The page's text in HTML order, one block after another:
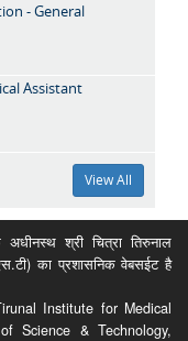
- General
Assistant
View All
अधीनस्थ श्री चित्रा तिरुनाल
का प्रशासनिक वेबसईट है
Institute for Medical
Science & Technology,